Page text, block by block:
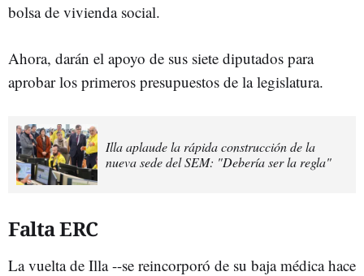
bolsa de vivienda social.
Ahora, darán el apoyo de sus siete diputados para
aprobar los primeros presupuestos de la legislatura.
Illa aplaude la rápida construcción de la
nueva sede del SEM: "Debería ser la regla"
Falta ERC
La vuelta de Illa --se reincorporó de su baja médica hace